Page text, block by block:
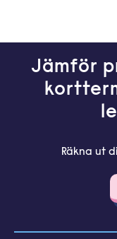
Jämför
Räkna ut